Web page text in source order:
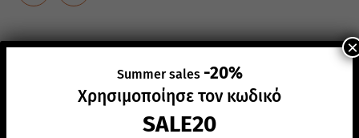
Επικοινωνήστε μαζί μας
Τα απαιτούμενα πεδία συμπλήρωσης έχουν *
Summer sales -20%
Χρησιμοποίησε τον κωδικό
SALE20
×